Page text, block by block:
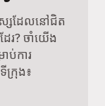
ស្សដែលនៅជិត
រ? ចាំយើង
ប់ការ
រុង៖